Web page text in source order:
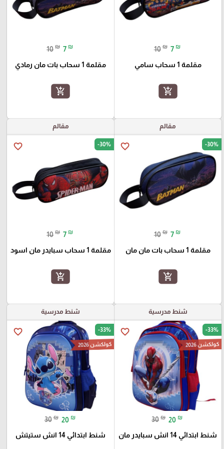
10 ₪ 7 ₪
مقلمة 1 سحاب سامي
add_shopping_cart
10 ₪ 7 ₪
مقلمة 1 سحاب بات مان رمادي
add_shopping_cart
مقالم
favorite_border -30%
10 ₪ 7 ₪
مقلمة 1 سحاب بات مان مان
add_shopping_cart
مقالم
favorite_border -30%
10 ₪ 7 ₪
مقلمة 1 سحاب سبايدر مان اسود
add_shopping_cart
شنط مدرسية
favorite_border -33%
كولكشن 2026
30 ₪ 20 ₪
شنط ابتدائي 14 انش سبايدر مان
شنط مدرسية
favorite_border -33%
كولكشن 2026
30 ₪ 20 ₪
شنط ابتدائي 14 انش ستيتش